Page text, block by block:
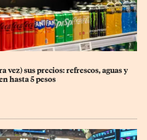
vez) sus precios: refrescos, aguas y
hasta 5 pesos